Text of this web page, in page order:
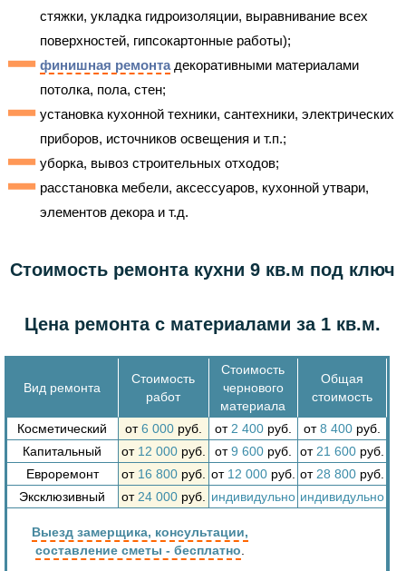
стяжки, укладка гидроизоляции, выравнивание всех
поверхностей, гипсокартонные работы);
финишная ремонтадекоративными материалами
потолка, пола, стен;
установка кухонной техники, сантехники, электрических
приборов, источников освещения и т.п.;
уборка, вывоз строительных отходов;
расстановка мебели, аксессуаров, кухонной утвари,
элементов декора и т.д.
Стоимость ремонта кухни 9 кв.м под ключ
Цена ремонта с материалами за 1 кв.м.
Вид ремонта
Стоимость
работ
Стоимость
чернового
материала
Общая
стоимость
Косметический от6 000руб. от 2 400руб. от8 400руб.
Капитальный
от 12 000руб. от9 600руб. от 21 600руб.
Евроремонт
от 16 800руб. от 12 000руб. от 28 800руб.
Эксклюзивный
от 24 000руб. индивидульно индивидульно
Выезд замерщика, консультации,
составление сметы - бесплатно